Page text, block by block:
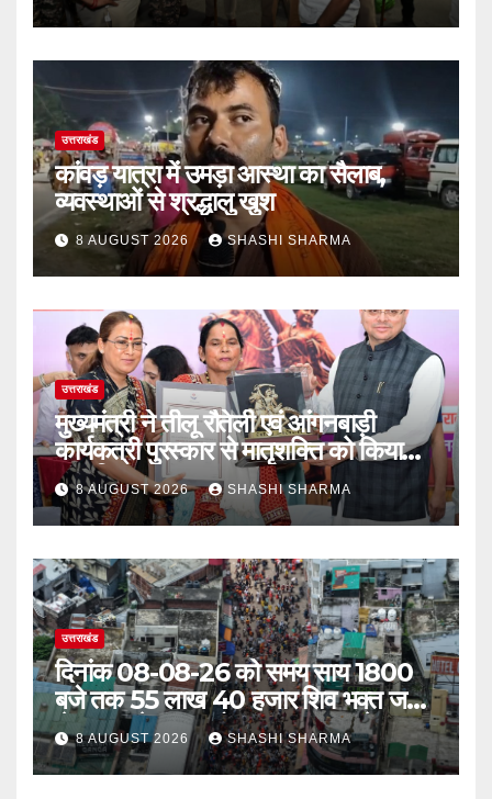
उत्तराखंड
कांवड़ यात्रा में उमड़ा आस्था का सैलाब,
व्यवस्थाओं से श्रद्धालु खुश
8 AUGUST 2026 SHASHI SHARMA
उत्तराखंड
मुख्यमंत्री ने तीलू रौतेली एवं आंगनबाड़ी
कार्यकत्री पुरस्कार से मातृशक्ति को किया
सम्मानित
8 AUGUST 2026 SHASHI SHARMA
उत्तराखंड
दिनांक 08-08-26 को समय साय 1800
बजे तक 55 लाख 40 हजार शिव भक्त जल
लेकर अपने गंतव्य को प्रस्थान कर चुके
8 AUGUST 2026 SHASHI SHARMA